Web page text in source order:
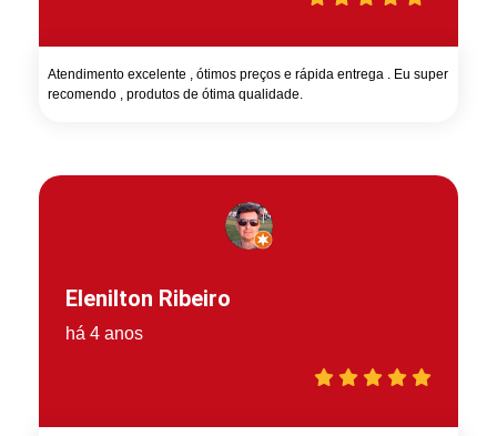
Atendimento excelente , ótimos preços e rápida entrega . Eu super
recomendo , produtos de ótima qualidade.
Elenilton Ribeiro
há 4 anos